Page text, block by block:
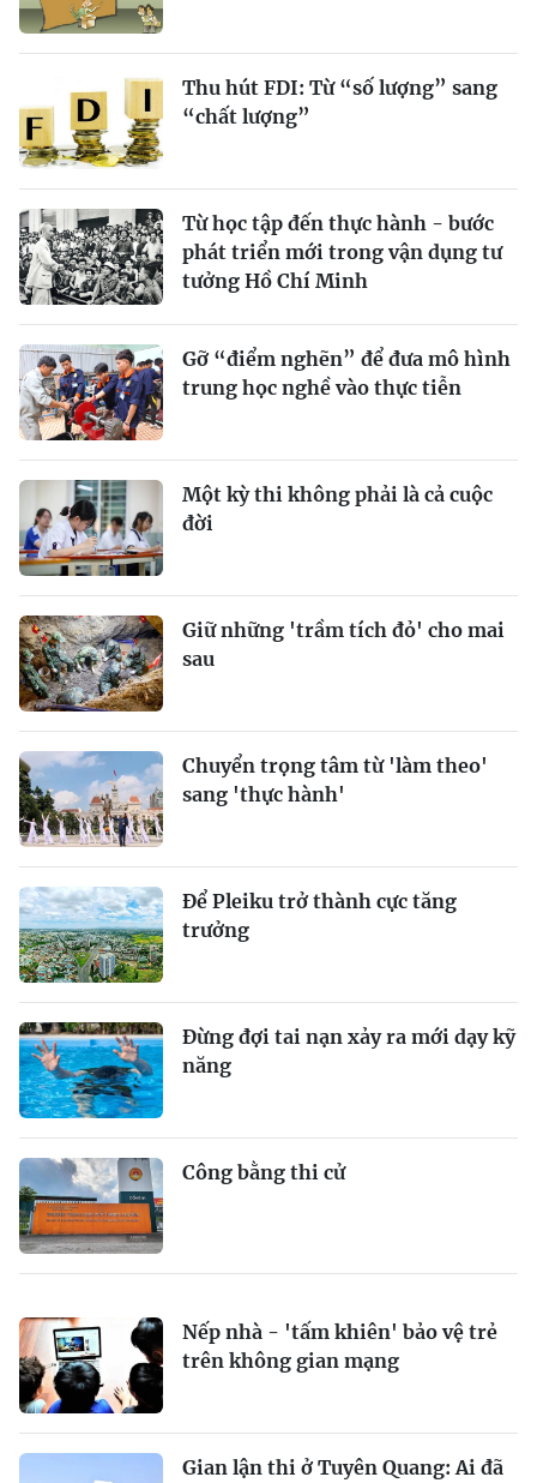
Thu hút FDI: Từ “số lượng” sang
“chất lượng”
Từ học tập đến thực hành - bước
phát triển mới trong vận dụng tư
tưởng Hồ Chí Minh
Gỡ “điểm nghẽn” để đưa mô hình
trung học nghề vào thực tiễn
Một kỳ thi không phải là cả cuộc
đời
Giữ những 'trầm tích đỏ' cho mai
sau
Chuyển trọng tâm từ 'làm theo'
sang 'thực hành'
Để Pleiku trở thành cực tăng
trưởng
Đừng đợi tai nạn xảy ra mới dạy kỹ
năng
Công bằng thi cử
Nếp nhà - 'tấm khiên' bảo vệ trẻ
trên không gian mạng
Gian lận thi ở Tuyên Quang: Ai đã